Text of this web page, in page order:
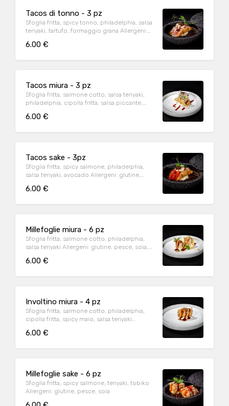
Tacos di tonno - 3 pz
Sfoglia fritta, spicy tonno, philadelphia, salsa
teriyaki, tartufo, formaggio grana Allergeni:
6.00 €
Tacos miura - 3 pz
Sfoglia fritta, salmone cotto, salsa teriyaki,
philadelphia, cipolla fritta, salsa piccante,
6.00 €
Tacos sake - 3pz
Sfoglia fritta, spicy salmone, philadelphia,
salsa teriyaki, avocado Allergeni: glutine,
6.00 €
Millefoglie miura - 6 pz
Sfoglia fritta, salmone cotto, philadelphia,
salsa teriyaki Allergeni: glutine, pesce, soia,
6.00 €
Involtino miura - 4 pz
Sfoglia fritta, salmone cotto, philadelphia,
cipolla fritta, spicy maio, salsa teriyaki
6.00 €
Millefoglie sake - 6 pz
Sfoglia fritta, spicy salmone, teriyaki, tobiko
Allergeni: glutine, pesce, soia